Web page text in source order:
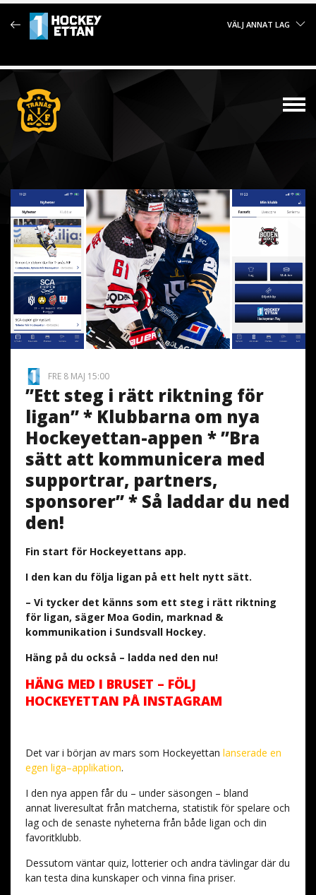
VÄLJ ANNAT LAG
FRE 8 MAJ 15:00
”Ett steg i rätt riktning för
ligan” * Klubbarna om nya
Hockeyettan-appen * ”Bra
sätt att kommunicera med
supportrar, partners,
sponsorer” * Så laddar du ned
den!
Fin start för Hockeyettans app.
I den kan du följa ligan på ett helt nytt sätt.
– Vi tycker det känns som ett steg i rätt riktning
för ligan, säger Moa Godin, marknad &
kommunikation i Sundsvall Hockey.
Häng på du också – ladda ned den nu!
HÄNG MED I BRUSET – FÖLJ
HOCKEYETTAN PÅ INSTAGRAM
Det var i början av mars som Hockeyettan lanserade en
egen liga–applikation.
I den nya appen får du – under säsongen – bland
annat liveresultat från matcherna, statistik för spelare och
lag och de senaste nyheterna från både ligan och din
favoritklubb.
Dessutom väntar quiz, lotterier och andra tävlingar där du
kan testa dina kunskaper och vinna fina priser.